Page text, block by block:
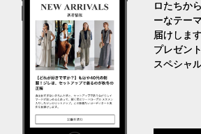
ロたちか
ーなテー
届けします
プレゼン
スペシャ